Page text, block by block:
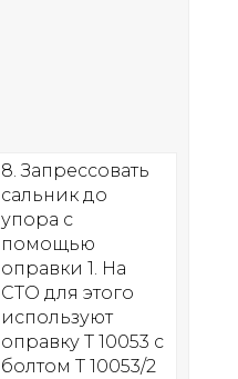
8. Запрессовать
сальник до
упора с
помощью
оправки 1. На
СТО для этого
используют
оправку Т 10053 с
болтом Т 10053/2